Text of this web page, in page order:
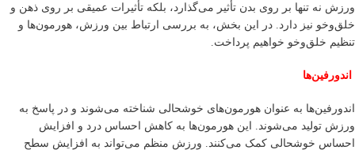
ورزش نه تنها بر روی بدن تأثیر می‌گذارد، بلکه تأثیرات عمیقی بر روی ذهن و
خلق‌وخو نیز دارد. در این بخش، به بررسی ارتباط بین ورزش، هورمون‌ها و
تنظیم خلق‌وخو خواهیم پرداخت.
اندورفین‌ها
اندورفین‌ها به عنوان هورمون‌های خوشحالی شناخته می‌شوند و در پاسخ به
ورزش تولید می‌شوند. این هورمون‌ها به کاهش احساس درد و افزایش
احساس خوشحالی کمک می‌کنند. ورزش منظم می‌تواند به افزایش سطح